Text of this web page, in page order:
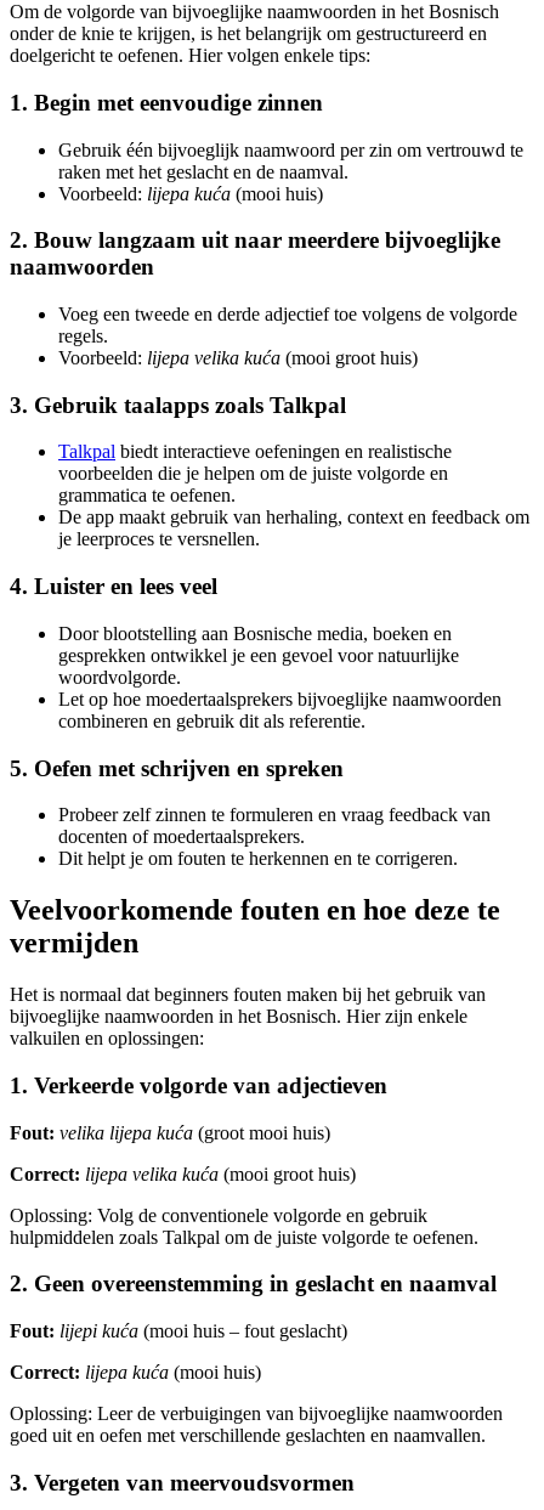
Om de volgorde van bijvoeglijke naamwoorden in het Bosnisch
onder de knie te krijgen, is het belangrijk om gestructureerd en
doelgericht te oefenen. Hier volgen enkele tips:
1. Begin met eenvoudige zinnen
Gebruik één bijvoeglijk naamwoord per zin om vertrouwd te
raken met het geslacht en de naamval.
Voorbeeld: lijepa kuća (mooi huis)
2. Bouw langzaam uit naar meerdere bijvoeglijke
naamwoorden
Voeg een tweede en derde adjectief toe volgens de volgorde
regels.
Voorbeeld: lijepa velika kuća (mooi groot huis)
3. Gebruik taalapps zoals Talkpal
Talkpal biedt interactieve oefeningen en realistische
voorbeelden die je helpen om de juiste volgorde en
grammatica te oefenen.
De app maakt gebruik van herhaling, context en feedback om
je leerproces te versnellen.
4. Luister en lees veel
Door blootstelling aan Bosnische media, boeken en
gesprekken ontwikkel je een gevoel voor natuurlijke
woordvolgorde.
Let op hoe moedertaalsprekers bijvoeglijke naamwoorden
combineren en gebruik dit als referentie.
5. Oefen met schrijven en spreken
Probeer zelf zinnen te formuleren en vraag feedback van
docenten of moedertaalsprekers.
Dit helpt je om fouten te herkennen en te corrigeren.
Veelvoorkomende fouten en hoe deze te
vermijden
Het is normaal dat beginners fouten maken bij het gebruik van
bijvoeglijke naamwoorden in het Bosnisch. Hier zijn enkele
valkuilen en oplossingen:
1. Verkeerde volgorde van adjectieven
Fout: velika lijepa kuća (groot mooi huis)
Correct: lijepa velika kuća (mooi groot huis)
Oplossing: Volg de conventionele volgorde en gebruik
hulpmiddelen zoals Talkpal om de juiste volgorde te oefenen.
2. Geen overeenstemming in geslacht en naamval
Fout: lijepi kuća (mooi huis – fout geslacht)
Correct: lijepa kuća (mooi huis)
Oplossing: Leer de verbuigingen van bijvoeglijke naamwoorden
goed uit en oefen met verschillende geslachten en naamvallen.
3. Vergeten van meervoudsvormen